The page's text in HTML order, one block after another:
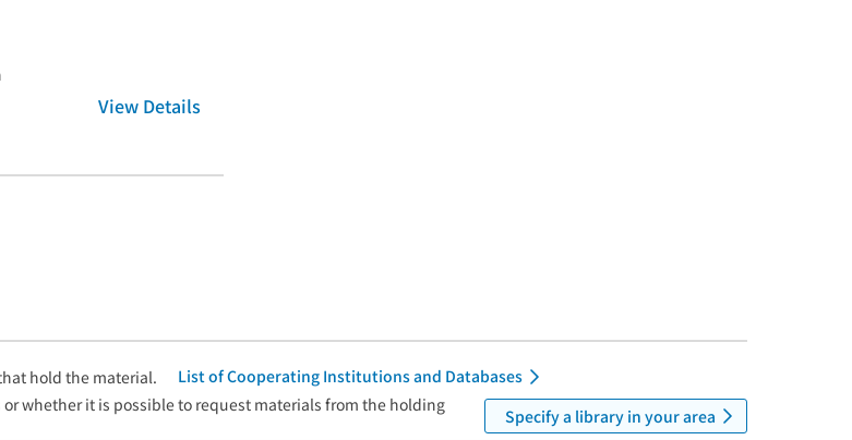
View Details
hold the material.
List of Cooperating Institutions and Databases
whether it is possible to request materials from the holding
Specify a library in your area